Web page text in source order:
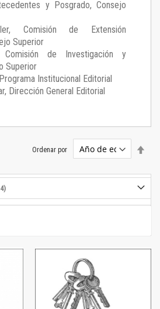
y Posgrado, Consejo
, Comisión de Extensión
Superior
de Investigación y
Superior
Institucional Editorial
Dirección General Editorial
Ordenar por